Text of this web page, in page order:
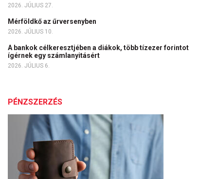
2026. JÚLIUS 27.
Mérföldkő az űrversenyben
2026. JÚLIUS 10.
A bankok célkeresztjében a diákok, több tízezer forintot
ígérnek egy számlanyitásért
2026. JÚLIUS 6.
PÉNZSZERZÉS